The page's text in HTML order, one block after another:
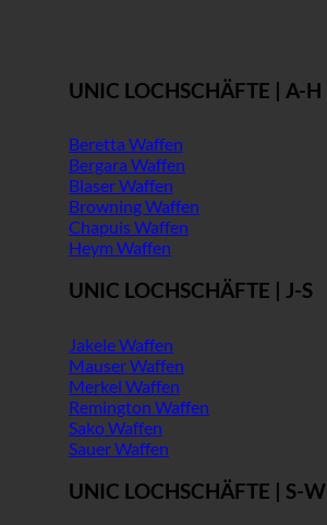
UNIC LOCHSCHÄFTE | A-H
Beretta Waffen
Bergara Waffen
Blaser Waffen
Browning Waffen
Chapuis Waffen
Heym Waffen
UNIC LOCHSCHÄFTE | J-S
Jakele Waffen
Mauser Waffen
Merkel Waffen
Remington Waffen
Sako Waffen
Sauer Waffen
UNIC LOCHSCHÄFTE | S-W